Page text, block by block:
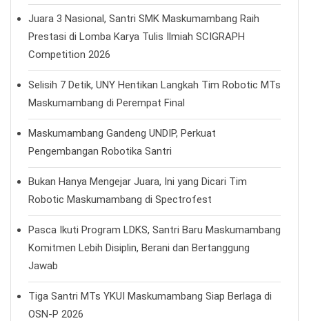
Juara 3 Nasional, Santri SMK Maskumambang Raih
Prestasi di Lomba Karya Tulis Ilmiah SCIGRAPH
Competition 2026
Selisih 7 Detik, UNY Hentikan Langkah Tim Robotic MTs
Maskumambang di Perempat Final
Maskumambang Gandeng UNDIP, Perkuat
Pengembangan Robotika Santri
Bukan Hanya Mengejar Juara, Ini yang Dicari Tim
Robotic Maskumambang di Spectrofest
Pasca Ikuti Program LDKS, Santri Baru Maskumambang
Komitmen Lebih Disiplin, Berani dan Bertanggung
Jawab
Tiga Santri MTs YKUI Maskumambang Siap Berlaga di
OSN-P 2026